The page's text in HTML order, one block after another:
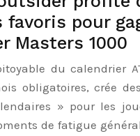
favoris pour
Masters 1000
du calendrier
obligatoires, crée
» pour les
de fatigue